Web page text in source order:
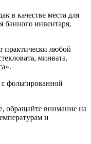
в качестве места для
банного инвентаря,
практически любой
минвата,
фольгированной
обращайте внимание на
и